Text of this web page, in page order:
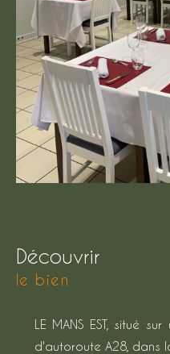
découvrir
le bien
LE MANS EST, situé
d'autoroute A28, dans